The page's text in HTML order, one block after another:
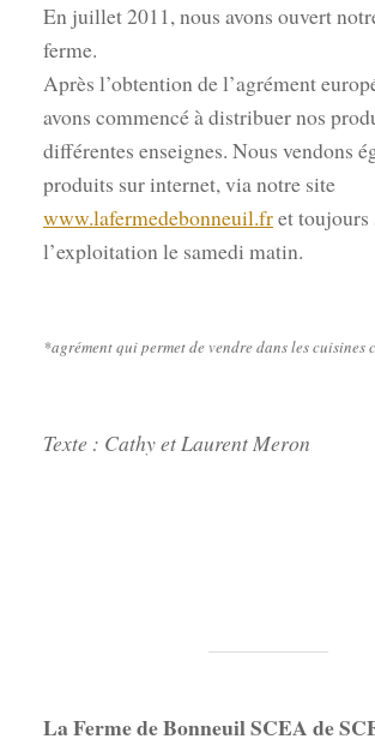
En juillet 2011, nous avons ouvert
ferme.
Après l’obtention de l’agrément
avons commencé à distribuer nos
différentes enseignes. Nous vendons
produits sur internet, via notre site
www.lafermedebonneuil.fret toujours
l’exploitation le samedi matin.
*agrément qui permet de vendre dans les cuisines
Texte : Cathy et Laurent Meron
La Ferme de Bonneuil SCEA de